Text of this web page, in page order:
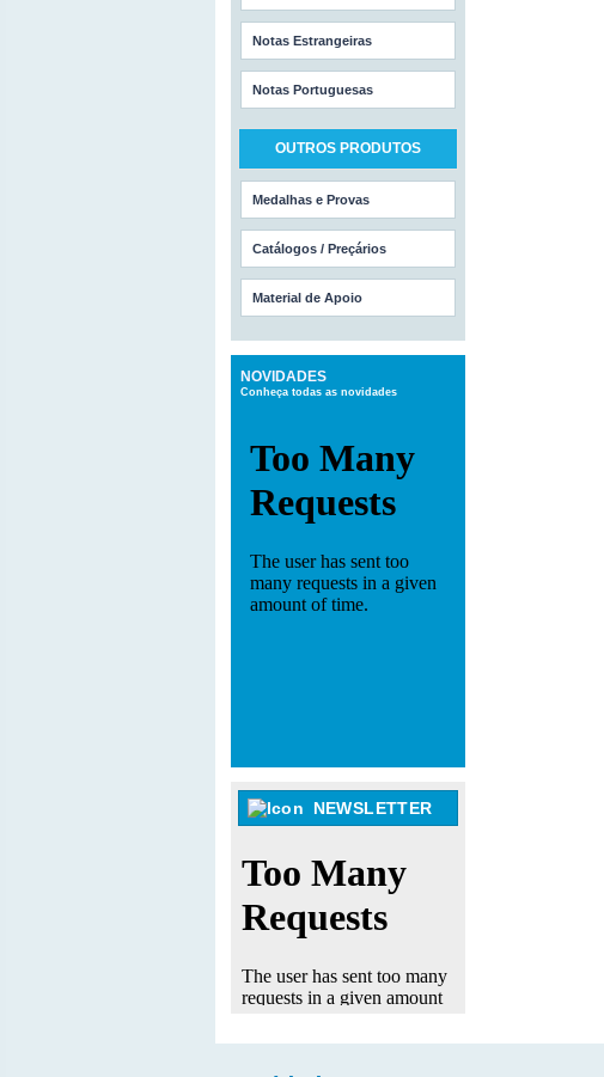
Notas Estrangeiras
Notas Portuguesas
OUTROS PRODUTOS
Medalhas e Provas
Catálogos / Preçários
Material de Apoio
NOVIDADES
Conheça todas as novidades
NEWSLETTER